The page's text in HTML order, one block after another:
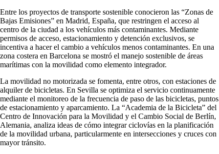
Entre los proyectos de transporte sostenible conocieron las “Zonas de
Bajas Emisiones” en Madrid, España, que restringen el acceso al
centro de la ciudad a los vehículos más contaminantes. Mediante
permisos de acceso, estacionamiento y detención exclusivos, se
incentiva a hacer el cambio a vehículos menos contaminantes. En una
zona costera en Barcelona se mostró el manejo sostenible de áreas
marítimas con la movilidad como elemento integrador.
La movilidad no motorizada se fomenta, entre otros, con estaciones de
alquiler de bicicletas. En Sevilla se optimiza el servicio continuamente
mediante el monitoreo de la frecuencia de paso de las bicicletas, puntos
de estacionamiento y aparcamiento. La “Academia de la Bicicleta” del
Centro de Innovación para la Movilidad y el Cambio Social de Berlín,
Alemania, analiza ideas de cómo integrar ciclovías en la planificación
de la movilidad urbana, particularmente en intersecciones y cruces con
mayor tránsito.